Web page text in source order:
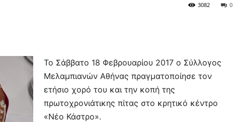
0
3082
Το Σάββατο 18 Φεβρουαρίου 2017 ο Σύλλογος
Μελαμπιανών Αθήνας πραγματοποίησε τον
ετήσιο χορό του και την κοπή της
πρωτοχρονιάτικης πίτας στο κρητικό κέντρο
«Νέο Κάστρο».